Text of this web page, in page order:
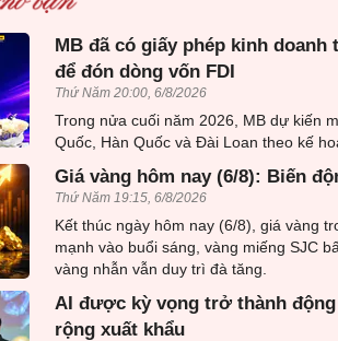
MB đã có giấy phép kinh
để đón dòng vốn FDI
Thứ Năm 20:00, 6/8/2026
Trong nửa cuối năm 2026, MB dự kiến
Quốc, Hàn Quốc và Đài Loan theo kế
Giá vàng hôm nay (6/8): Biến
Thứ Năm 19:15, 6/8/2026
Kết thúc ngày hôm nay (6/8), giá vàng
mạnh vào buổi sáng, vàng miếng SJC
vàng nhẫn vẫn duy trì đà tăng.
AI được kỳ vọng trở thành
rộng xuất khẩu